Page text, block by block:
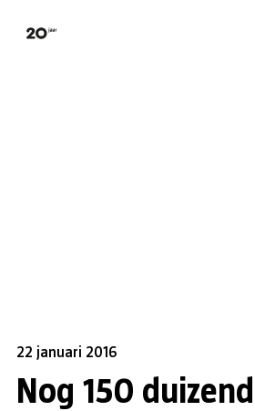
22 januari 2016
Nog 150